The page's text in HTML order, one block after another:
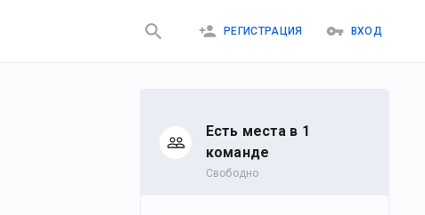
РЕГИСТРАЦИЯ ВХОД
Есть места в 1
командe
Свободно